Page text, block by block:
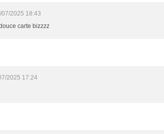
07/2025 18:43
carte bizzzz
2025 17:24